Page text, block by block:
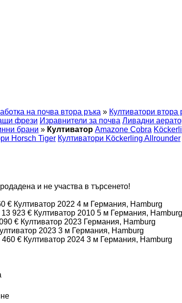
на почва втора ръка » Култиватори втора
фрези Изравнители за почва Ливадни
брани » Култиватор Amazone Cobra
Horsch Tiger Култиватори Köckerling Allrounder
и не участва в търсенето!
€ Култиватор 2022 4 м Германия, Hamburg
13 923 € Култиватор 2010 5 м Германия, Hamburg
€ Култиватор 2023 Германия, Hamburg
2023 3 м Германия, Hamburg
460 € Култиватор 2024 3 м Германия, Hamburg